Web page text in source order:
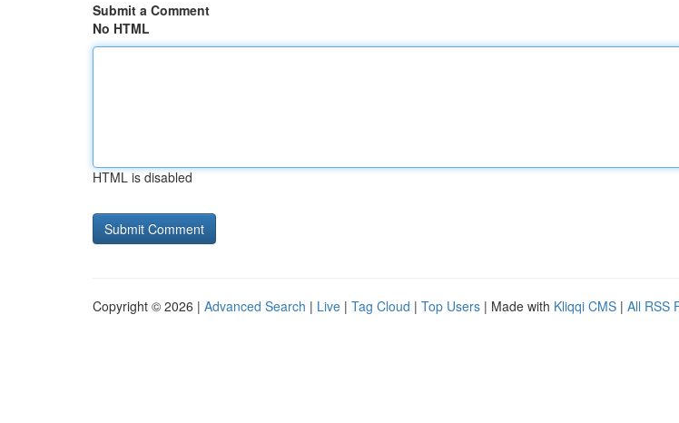
Submit a Comment
No HTML
HTML is disabled
Copyright © 2026 | Advanced Search | Live | Tag Cloud | Top Users | Made with Kliqqi CMS | All RSS